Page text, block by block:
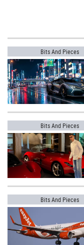
Bits And Pieces
Bits And Pieces
Bits And Pieces